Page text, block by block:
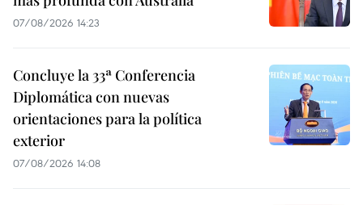
07/08/2026 14:23
Concluye la 33ª Conferencia
Diplomática con nuevas
orientaciones para la política
exterior
07/08/2026 14:08